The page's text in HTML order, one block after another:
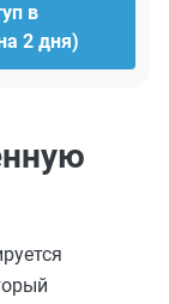
в
2 дня)